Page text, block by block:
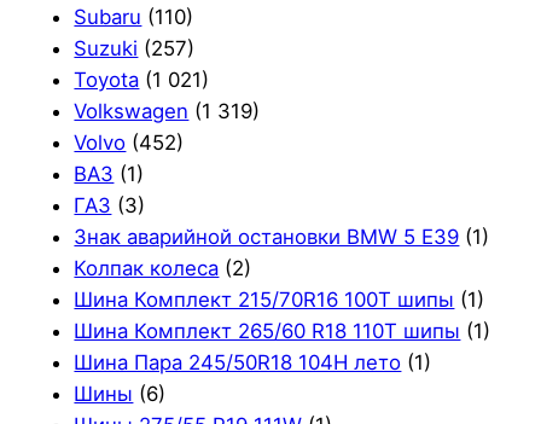
Subaru (110)
Suzuki (257)
Toyota (1 021)
Volkswagen (1 319)
Volvo (452)
ВАЗ (1)
ГАЗ (3)
Знак аварийной остановки BMW 5 E39 (1)
Колпак колеса (2)
Шина Комплект 215/70R16 100T шипы (1)
Шина Комплект 265/60 R18 110T шипы (1)
Шина Пара 245/50R18 104H лето (1)
Шины (6)